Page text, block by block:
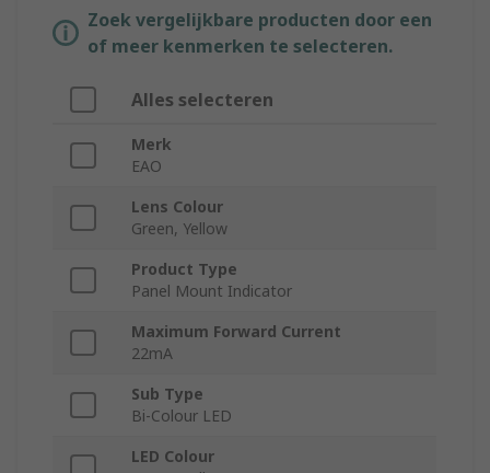
Zoek vergelijkbare producten door een
of meer kenmerken te selecteren.
Alles selecteren
Merk
EAO
Lens Colour
Green, Yellow
Product Type
Panel Mount Indicator
Maximum Forward Current
22mA
Sub Type
Bi-Colour LED
LED Colour